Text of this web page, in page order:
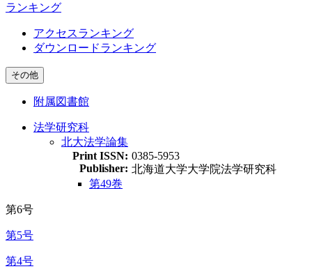
ランキング
アクセスランキング
ダウンロードランキング
その他
附属図書館
法学研究科
北大法学論集
Print ISSN: 0385-5953
Publisher: 北海道大学大学院法学研究科
第49巻
第6号
第5号
第4号